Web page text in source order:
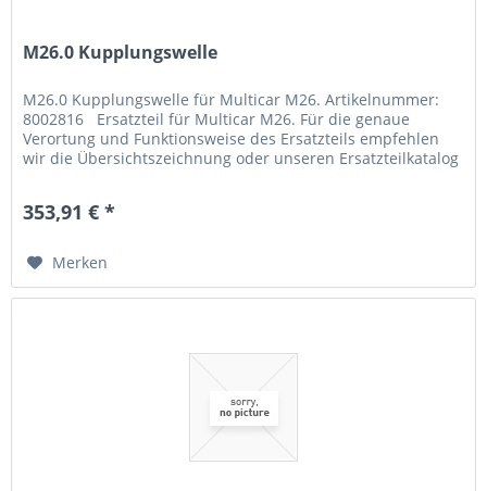
M26.0 Kupplungswelle
M26.0 Kupplungswelle für Multicar M26. Artikelnummer:
8002816 Ersatzteil für Multicar M26. Für die genaue
Verortung und Funktionsweise des Ersatzteils empfehlen
wir die Übersichtszeichnung oder unseren Ersatzteilkatalog
353,91 € *
Merken